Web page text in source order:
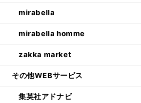
mirabella
mirabella homme
zakka market
その他WEBサービス
集英社アドナビ